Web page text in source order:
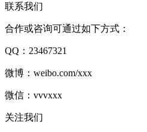
联系我们
合作或咨询可通过如下方式：
QQ：23467321
微博：weibo.com/xxx
微信：vvvxxx
关注我们